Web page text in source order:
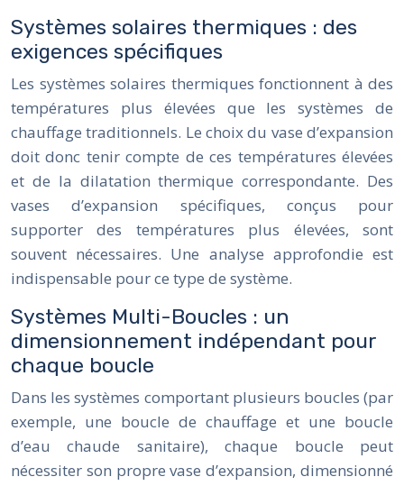
Systèmes solaires thermiques : des
exigences spécifiques
Les systèmes solaires thermiques fonctionnent à des
températures plus élevées que les systèmes de
chauffage traditionnels. Le choix du vase d’expansion
doit donc tenir compte de ces températures élevées
et de la dilatation thermique correspondante. Des
vases d’expansion spécifiques, conçus pour
supporter des températures plus élevées, sont
souvent nécessaires. Une analyse approfondie est
indispensable pour ce type de système.
Systèmes Multi-Boucles : un
dimensionnement indépendant pour
chaque boucle
Dans les systèmes comportant plusieurs boucles (par
exemple, une boucle de chauffage et une boucle
d’eau chaude sanitaire), chaque boucle peut
nécessiter son propre vase d’expansion, dimensionné